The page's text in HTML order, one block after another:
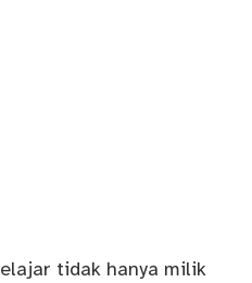
tidak hanya milik